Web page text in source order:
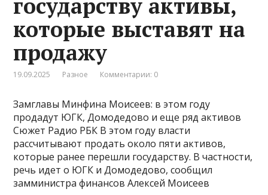
государству активы,
которые выставят на
продажу
19.09.2025 Разное Комментарии: 0
Замглавы Минфина Моисеев: в этом году
продадут ЮГК, Домодедово и еще ряд активов
Сюжет Радио РБК В этом году власти
рассчитывают продать около пяти активов,
которые ранее перешли государству. В частности,
речь идет о ЮГК и Домодедово, сообщил
замминистра финансов Алексей Моисеев